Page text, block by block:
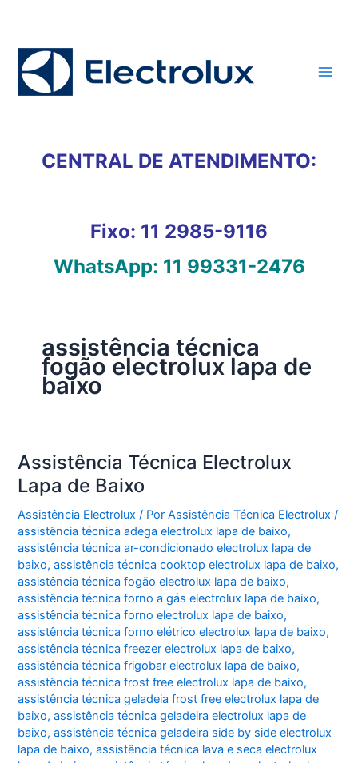
conteúdo
CENTRAL DE ATENDIMENTO:
Fixo: 11 2985-9116
WhatsApp: 11 99331-2476
assistência técnica
fogão electrolux lapa de
baixo
Assistência Técnica Electrolux
Lapa de Baixo
Assistência Electrolux / PorAssistência Técnica Electrolux/
assistência técnica adega electrolux lapa de baixo,
assistência técnica ar-condicionado electrolux lapa de
baixo,assistência técnica cooktop electrolux lapa de baixo,
assistência técnica fogão electrolux lapa de baixo,
assistência técnica forno a gás electrolux lapa de baixo,
assistência técnica forno electrolux lapa de baixo,
assistência técnica forno elétrico electrolux lapa de baixo,
assistência técnica freezer electrolux lapa de baixo,
assistência técnica frigobar electrolux lapa de baixo,
assistência técnica frost free electrolux lapa de baixo,
assistência técnica geladeia frost free electrolux lapa de
baixo,assistência técnica geladeira electrolux lapa de
baixo,assistência técnica geladeira side by side electrolux
lapa de baixo,assistência técnica lava e seca electrolux